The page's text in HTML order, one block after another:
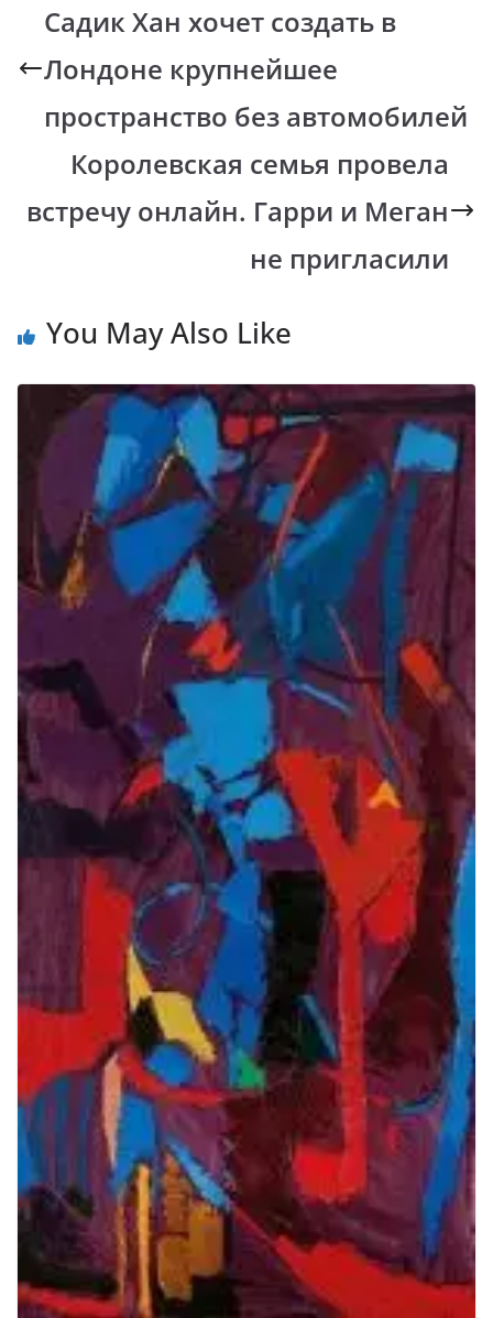
o
o
k
A
p
p
Li
n
k
a
m
Садик Хан хочет создать в
Лондоне крупнейшее
пространство без автомобилей
Королевская семья провела
встречу онлайн. Гарри и Меган
не пригласили
You May Also Like